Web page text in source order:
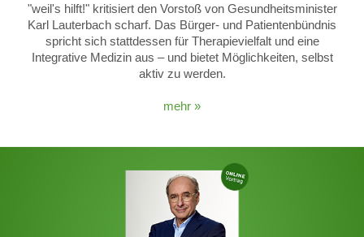
"weil's hilft!" kritisiert den Vorstoß von Gesundheitsminister
Karl Lauterbach scharf. Das Bürger- und Patientenbündnis
spricht sich stattdessen für Therapievielfalt und eine
Integrative Medizin aus – und bietet Möglichkeiten, selbst
aktiv zu werden.
mehr »